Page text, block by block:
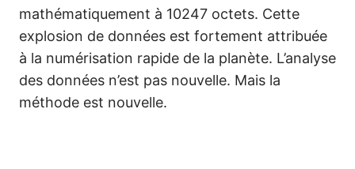
mathématiquement à 10247 octets. Cette
explosion de données est fortement attribuée
à la numérisation rapide de la planète. L’analyse
des données n’est pas nouvelle. Mais la
méthode est nouvelle.